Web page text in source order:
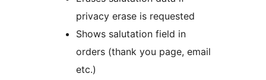
privacy erase is requested
Shows salutation field in
orders (thank you page, email
etc.)